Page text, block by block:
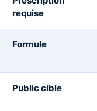
requise
Formule
Public cible